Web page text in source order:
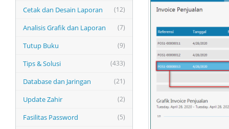
(12)
Cetak dan Desain Laporan
(7)
Analisis Grafik dan Laporan
(9)
Tutup Buku
(433)
Tips & Solusi
(21)
Database dan Jaringan
(2)
Update Zahir
(5)
Fasilitas Password